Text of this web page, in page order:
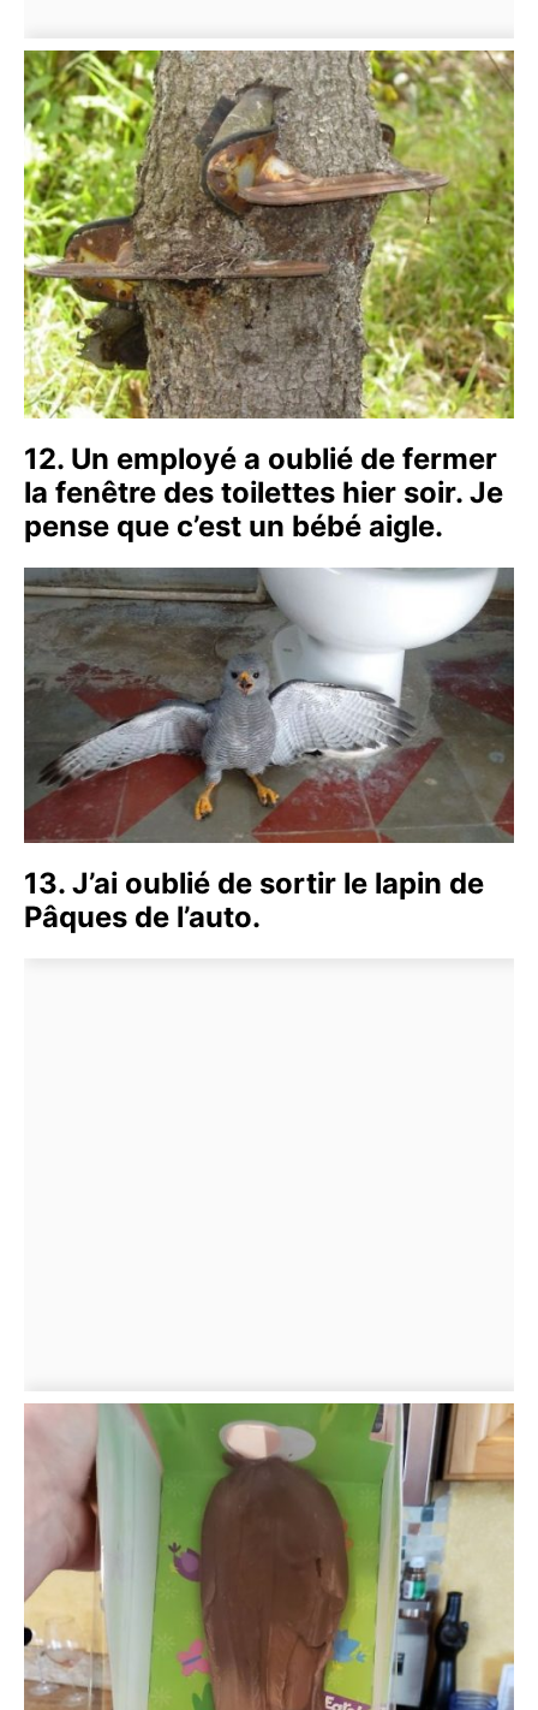
12. Un employé a oublié de fermer
la fenêtre des toilettes hier soir. Je
pense que c’est un bébé aigle.
13. J’ai oublié de sortir le lapin de
Pâques de l’auto.